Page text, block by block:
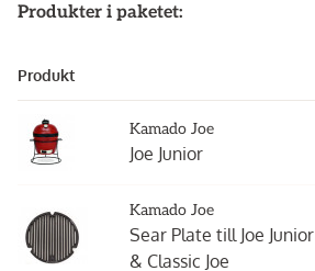
Produkter i paketet:
Produkt
Kamado Joe
Joe Junior
Kamado Joe
Sear Plate till Joe Junior
& Classic Joe